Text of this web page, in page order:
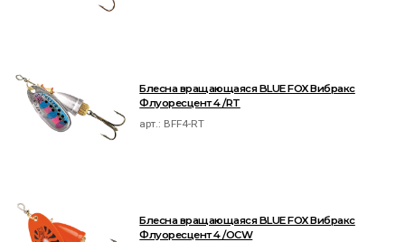
Блесна вращающаяся BLUE FOX Вибракс
Флуоресцент 4 /RT
арт.: BFF4-RT
Блесна вращающаяся BLUE FOX Вибракс
Флуоресцент 4 /OCW